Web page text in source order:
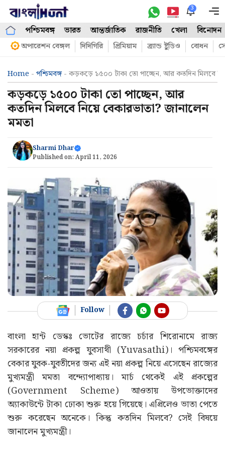
Skip
content
3
পশ্চিমবঙ্গ ভারত আন্তর্জাতিক রাজনীতি খেলা বিনোদন
অপারেশন বেঙ্গল দিদিগিরি প্রিমিয়াম ব্র্যান্ড ষ্টুডিও বোধন
Home - পশ্চিমবঙ্গ- কড়কড়ে ১৫০০ টাকা তো পাচ্ছেন, আর কতদিন মিলবে
কড়কড়ে ১৫০০ টাকা তো পাচ্ছেন, আর
কতদিন মিলবে নিয়ে বেকারভাতা? জানালেন
মমতা
Sharmi Dhar
Published on: April 11, 2026
Follow
বাংলা হান্ট ডেস্কঃ ভোটের রাজ্যে চর্চার শিরোনামে রাজ্য
সরকারের নয়া প্রকল্প যুবসাথী (Yuvasathi)। পশ্চিমবঙ্গের
বেকার যুবক-যুবতীদের জন্য এই নয়া প্রকল্প নিয়ে এসেছেন রাজ্যের
মুখ্যমন্ত্রী মমতা বন্দ্যোপাধ্যায়। মার্চ থেকেই এই প্রকল্পের
(Government Scheme) আওতায় উপভোক্তাদের
অ্যাকাউন্টে টাকা ঢোকা শুরু হয়ে গিয়েছে। এপ্রিলেও ভাতা পেতে
শুরু করেছেন অনেকে। কিন্তু কতদিন মিলবে? সেই বিষয়ে
জানালেন মুখ্যমন্ত্রী।